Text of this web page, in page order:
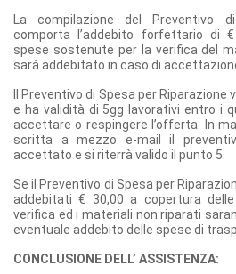
La compilazione del Preventivo
comporta l’addebito forfettario di
spese sostenute per la verifica del
sarà addebitato in caso di
Il Preventivo di Spesa per
e ha validità di 5gg lavorativi entro i
accettare o respingere l’offerta. In
scritta a mezzo e-mail il
accettato e si riterrà valido il punto 5.
Se il Preventivo di Spesa per
addebitati € 30,00 a copertura
verifica ed i materiali non riparati
eventuale addebito delle spese di
CONCLUSIONE DELL’ ASSISTENZA: